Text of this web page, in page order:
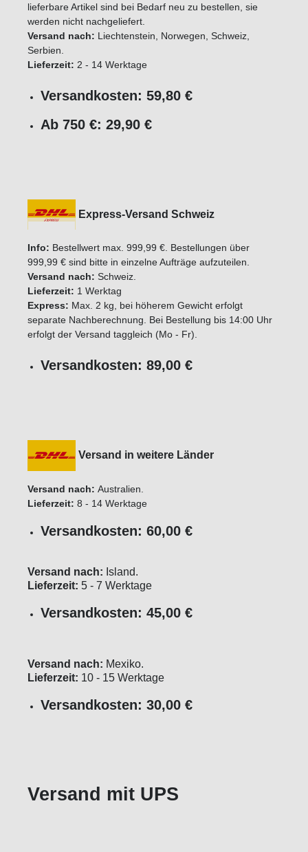
lieferbare Artikel sind bei Bedarf neu zu bestellen, sie
werden nicht nachgeliefert.
Versand nach: Liechtenstein, Norwegen, Schweiz,
Serbien.
Lieferzeit: 2 - 14 Werktage
Versandkosten: 59,80 €
Ab 750 €: 29,90 €
Express-Versand Schweiz
Info: Bestellwert max. 999,99 €. Bestellungen über
999,99 € sind bitte in einzelne Aufträge aufzuteilen.
Versand nach: Schweiz.
Lieferzeit: 1 Werktag
Express: Max. 2 kg, bei höherem Gewicht erfolgt
separate Nachberechnung. Bei Bestellung bis 14:00 Uhr
erfolgt der Versand taggleich (Mo - Fr).
Versandkosten: 89,00 €
Versand in weitere Länder
Versand nach: Australien.
Lieferzeit: 8 - 14 Werktage
Versandkosten: 60,00 €
Versand nach: Island.
Lieferzeit: 5 - 7 Werktage
Versandkosten: 45,00 €
Versand nach: Mexiko.
Lieferzeit: 10 - 15 Werktage
Versandkosten: 30,00 €
Versand mit UPS